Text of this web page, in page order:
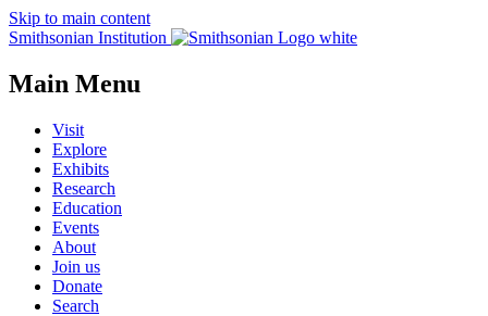
Skip to main content
Smithsonian Institution
Main Menu
Visit
Explore
Exhibits
Research
Education
Events
About
Join us
Donate
Search